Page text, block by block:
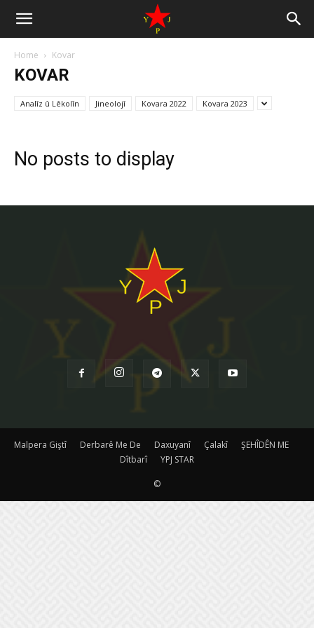
Home Kovar
KOVAR
Analîz û Lêkolîn Jineolojî Kovara 2022 Kovara 2023
No posts to display
Malpera Giştî Derbarê Me De Daxuyanî Çalakî
ŞEHÎDÊN ME
Dîtbarî
YPJ STAR
©